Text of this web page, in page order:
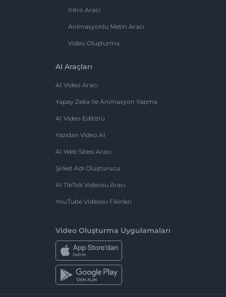
İntro Aracı
Animasyonlu Metin Aracı
Video Oluşturma
AI Araçları
AI Video Aracı
Yapay Zeka Ile Animasyon Yapma
AI Video Editörü
Yazıdan Video AI
AI Web Sitesi Aracı
Şirket Adı Oluşturucu
AI TikTok Videosu Aracı
YouTube Videosu Fikirleri
Video Oluşturma Uygulamaları